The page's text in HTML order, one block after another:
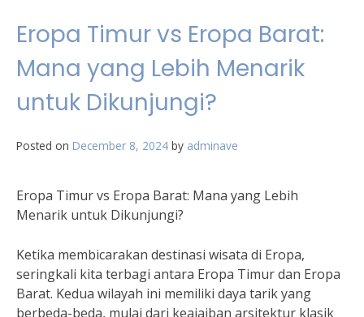
Eropa Timur vs Eropa Barat:
Mana yang Lebih Menarik
untuk Dikunjungi?
Posted on December 8, 2024 by adminave
Eropa Timur vs Eropa Barat: Mana yang Lebih
Menarik untuk Dikunjungi?
Ketika membicarakan destinasi wisata di Eropa,
seringkali kita terbagi antara Eropa Timur dan Eropa
Barat. Kedua wilayah ini memiliki daya tarik yang
berbeda-beda, mulai dari keajaiban arsitektur klasik